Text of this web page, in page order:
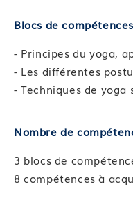
Blocs de
- Principes du yoga,
- Les différentes
- Techniques de
Nombre de
3 blocs de
8 compétences à